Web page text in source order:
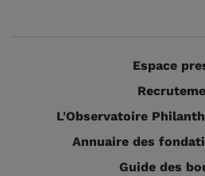
Espace
L'Observatoire
Annuaire des
Guide des